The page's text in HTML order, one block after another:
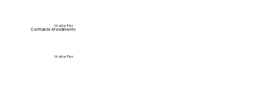
Central de Atendimento
(11) 4674-8150
(11) 4674-8150